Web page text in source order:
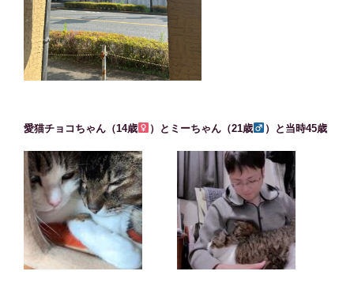
愛猫チョコちゃん（14歳 ）とミーちゃん（21歳 ）と当時45歳